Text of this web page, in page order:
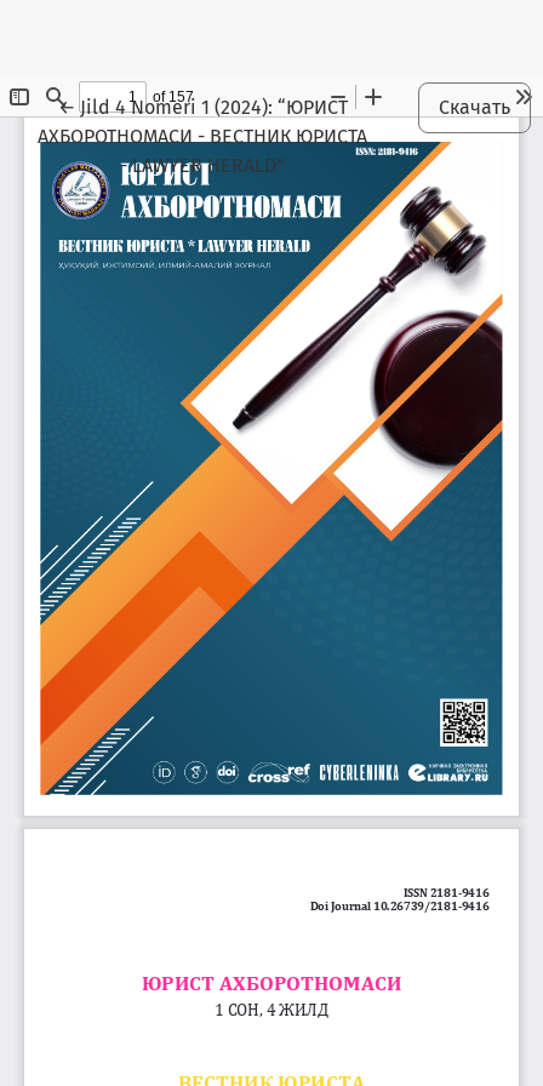
←Maqola tafsilotlariga qaytish
Jild 4 Nomeri 1 (2024): “ЮРИСТ
АХБОРОТНОМАСИ - ВЕСТНИК ЮРИСТА
- LAWYER HERALD”
Скачать